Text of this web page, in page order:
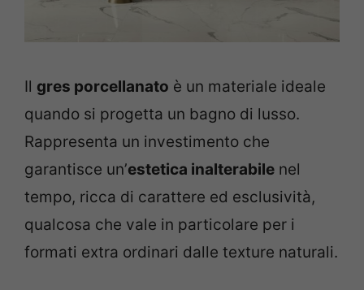
Il gres porcellanato è un materiale ideale
quando si progetta un bagno di lusso.
Rappresenta un investimento che
garantisce un’estetica inalterabile nel
tempo, ricca di carattere ed esclusività,
qualcosa che vale in particolare per i
formati extra ordinari dalle texture naturali.